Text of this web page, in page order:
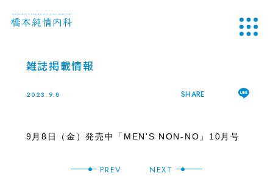
雑誌掲載情報
2023.9.8 SHARE
9月8日（金）発売中「MEN'S NON-NO」10月号
PREV NEXT